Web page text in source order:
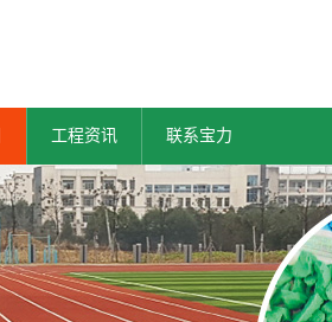
工程资讯 联系宝力